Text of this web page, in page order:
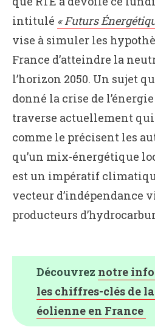
intitulé « Futurs
vise à simuler les
France d’atteindre la
l’horizon 2050. Un sujet
donné la crise de
traverse actuellement
comme le précisent les
qu’un mix-énergétique
est un impératif
vecteur d’indépendance
producteurs
Découvrez notre
les chiffres-clés de
éolienne en France